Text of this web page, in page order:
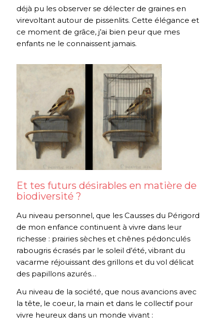
déjà pu les observer se délecter de graines en
virevoltant autour de pissenlits. Cette élégance et
ce moment de grâce, j’ai bien peur que mes
enfants ne le connaissent jamais.
Et tes futurs désirables en matière de
biodiversité ?
Au niveau personnel, que les Causses du Périgord
de mon enfance continuent à vivre dans leur
richesse : prairies sèches et chênes pédonculés
rabougris écrasés par le soleil d’été, vibrant du
vacarme réjouissant des grillons et du vol délicat
des papillons azurés…
Au niveau de la société, que nous avancions avec
la tête, le coeur, la main et dans le collectif pour
vivre heureux dans un monde vivant :